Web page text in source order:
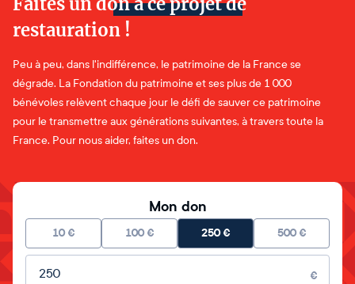
restauration !
Peu à peu, dans l'indifférence, le patrimoine de la France se
dégrade. La Fondation du patrimoine et ses plus de 1 000
bénévoles relèvent chaque jour le défi de sauver ce patrimoine
pour le transmettre aux générations suivantes, à travers toute la
France. Pour nous aider, faites un don.
Mon don
10 € 100 € 250€ 500 €
Montant libre
€